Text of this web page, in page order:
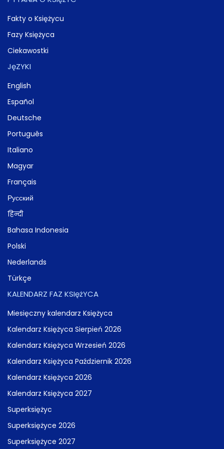
Fakty o Księżycu
Fazy Księżyca
Ciekawostki
JęZYKI
English
Español
Deutsche
Português
Italiano
Magyar
Français
Русский
हिन्दी
Bahasa Indonesia
Polski
Nederlands
Türkçe
KALENDARZ FAZ KSIężYCA
Miesięczny kalendarz Księżyca
Kalendarz Księżyca Sierpień 2026
Kalendarz Księżyca Wrzesień 2026
Kalendarz Księżyca Październik 2026
Kalendarz Księżyca 2026
Kalendarz Księżyca 2027
Superksiężyc
Superksiężyce 2026
Superksiężyce 2027